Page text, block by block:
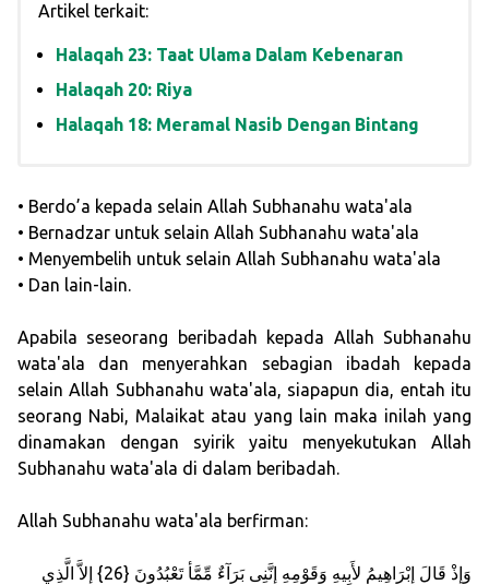
Artikel terkait:
Halaqah 23: Taat Ulama Dalam Kebenaran
Halaqah 20: Riya
Halaqah 18: Meramal Nasib Dengan Bintang
• Berdo’a kepada selain Allah Subhanahu wata'ala
• Bernadzar untuk selain Allah Subhanahu wata'ala
• Menyembelih untuk selain Allah Subhanahu wata'ala
• Dan lain-lain.
Apabila seseorang beribadah kepada Allah Subhanahu
wata'ala dan menyerahkan sebagian ibadah kepada
selain Allah Subhanahu wata'ala, siapapun dia, entah itu
seorang Nabi, Malaikat atau yang lain maka inilah yang
dinamakan dengan syirik yaitu menyekutukan Allah
Subhanahu wata'ala di dalam beribadah.
Allah Subhanahu wata'ala berfirman:
ﻭَﺇِﺫْ ﻗَﺎﻝَ ﺇِﺑْﺮَﺍﻫِﻴﻢُ ﻷَﺑِﻴﻪِ ﻭَﻗَﻮْﻣِﻪِ ﺇِﻧَّﻨِﻰ ﺑَﺮَﺁﺀٌ ﻣِّﻤَّﺄ ﺗَﻌْﺒُﺪُﻭﻥَ {26} ﺇِﻻَّ ﺍﻟَّﺬِﻱ